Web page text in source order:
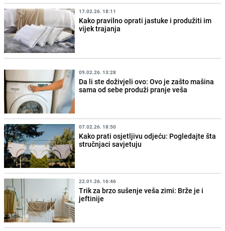
17.02.26. 18:11
Kako pravilno oprati jastuke i produžiti im
vijek trajanja
09.02.26. 13:28
Da li ste doživjeli ovo: Ovo je zašto mašina
sama od sebe produži pranje veša
07.02.26. 18:50
Kako prati osjetljivu odjeću: Pogledajte šta
stručnjaci savjetuju
22.01.26. 16:46
Trik za brzo sušenje veša zimi: Brže je i
jeftinije